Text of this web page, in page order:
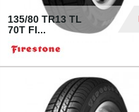
135/80 TR13 TL
70T FI...